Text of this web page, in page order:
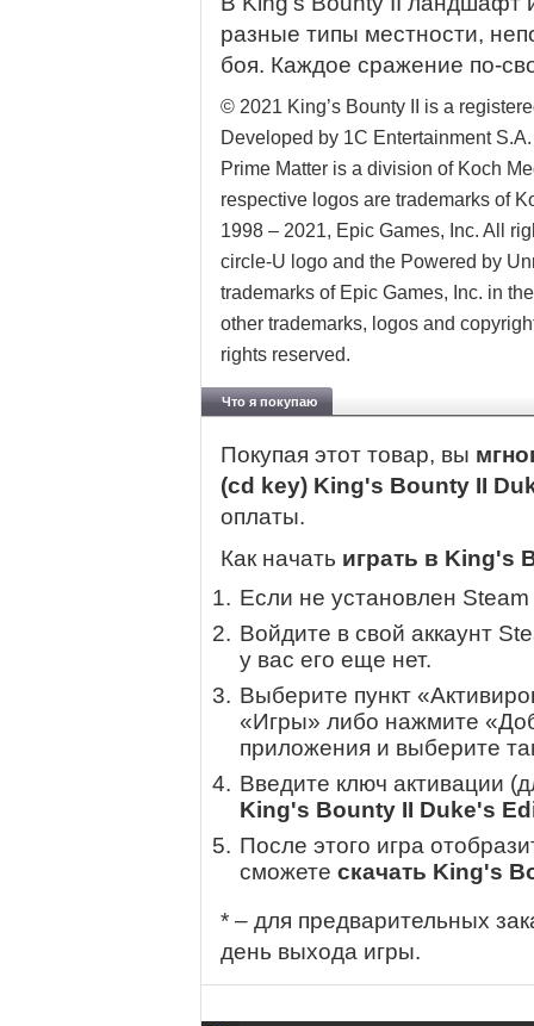
разные типы местности,
боя. Каждое сражение по-
© 2021 King’s Bounty II is a
Developed by 1C Entertainment
Prime Matter is a division of Koch
respective logos are trademarks of
1998 – 2021, Epic Games, Inc. All
circle-U logo and the Powered by
trademarks of Epic Games, Inc. in
other trademarks, logos and
rights reserved.
Что я покупаю
Покупая этот товар, вы
(cd key) King's Bounty II
оплаты.
Как начать играть в King's
Если не установлен
Войдите в свой аккаунт
у вас его еще нет.
Выберите пункт
«Игры» либо нажмите
приложения и выберите
Введите ключ активации
King's Bounty II Duke's
После этого игра
сможете скачать King's
* – для предварительных
день выхода игры.